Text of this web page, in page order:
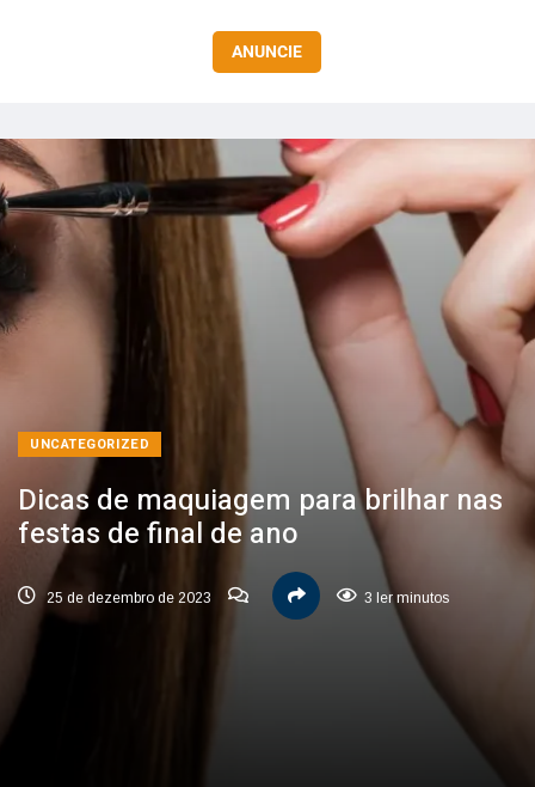
ANUNCIE
UNCATEGORIZED
Dicas de maquiagem para brilhar nas
festas de final de ano
25 de dezembro de 2023 3 ler minutos